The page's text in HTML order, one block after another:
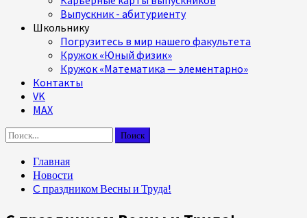
Выпускник - абитуриенту
Школьнику
Погрузитесь в мир нашего факультета
Кружок «Юный физик»
Кружок «Математика — элементарно»
Контакты
VK
MAX
Найти:
Главная
Новости
C праздником Весны и Труда!